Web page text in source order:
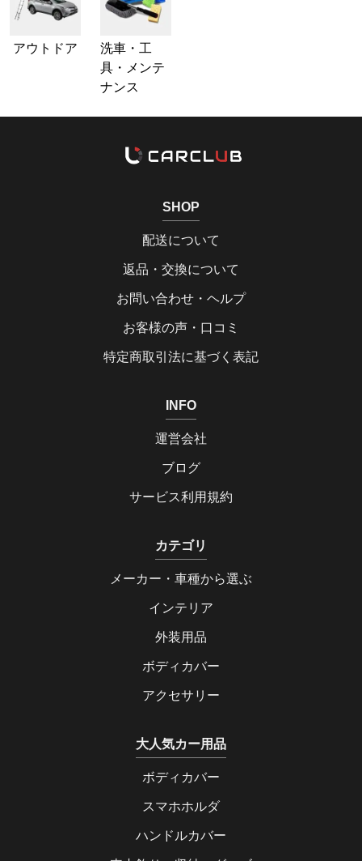
アウトドア
洗車・工
具・メンテ
ナンス
SHOP
配送について
返品・交換について
お問い合わせ・ヘルプ
お客様の声・口コミ
特定商取引法に基づく表記
INFO
運営会社
ブログ
サービス利用規約
カテゴリ
メーカー・車種から選ぶ
インテリア
外装用品
ボディカバー
アクセサリー
大人気カー用品
ボディカバー
スマホホルダ
ハンドルカバー